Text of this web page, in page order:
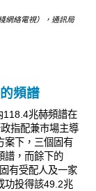
網絡電視），通訊局
頻譜
118.4兆赫頻譜在
指配兼巿場主導
案下，三個固有
譜，而餘下的
有受配人及一家
功投得該49.2兆